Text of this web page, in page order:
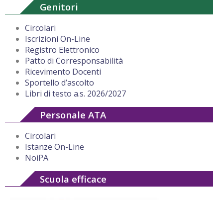
Genitori
Circolari
Iscrizioni On-Line
Registro Elettronico
Patto di Corresponsabilità
Ricevimento Docenti
Sportello d’ascolto
Libri di testo a.s. 2026/2027
Personale ATA
Circolari
Istanze On-Line
NoiPA
Scuola efficace